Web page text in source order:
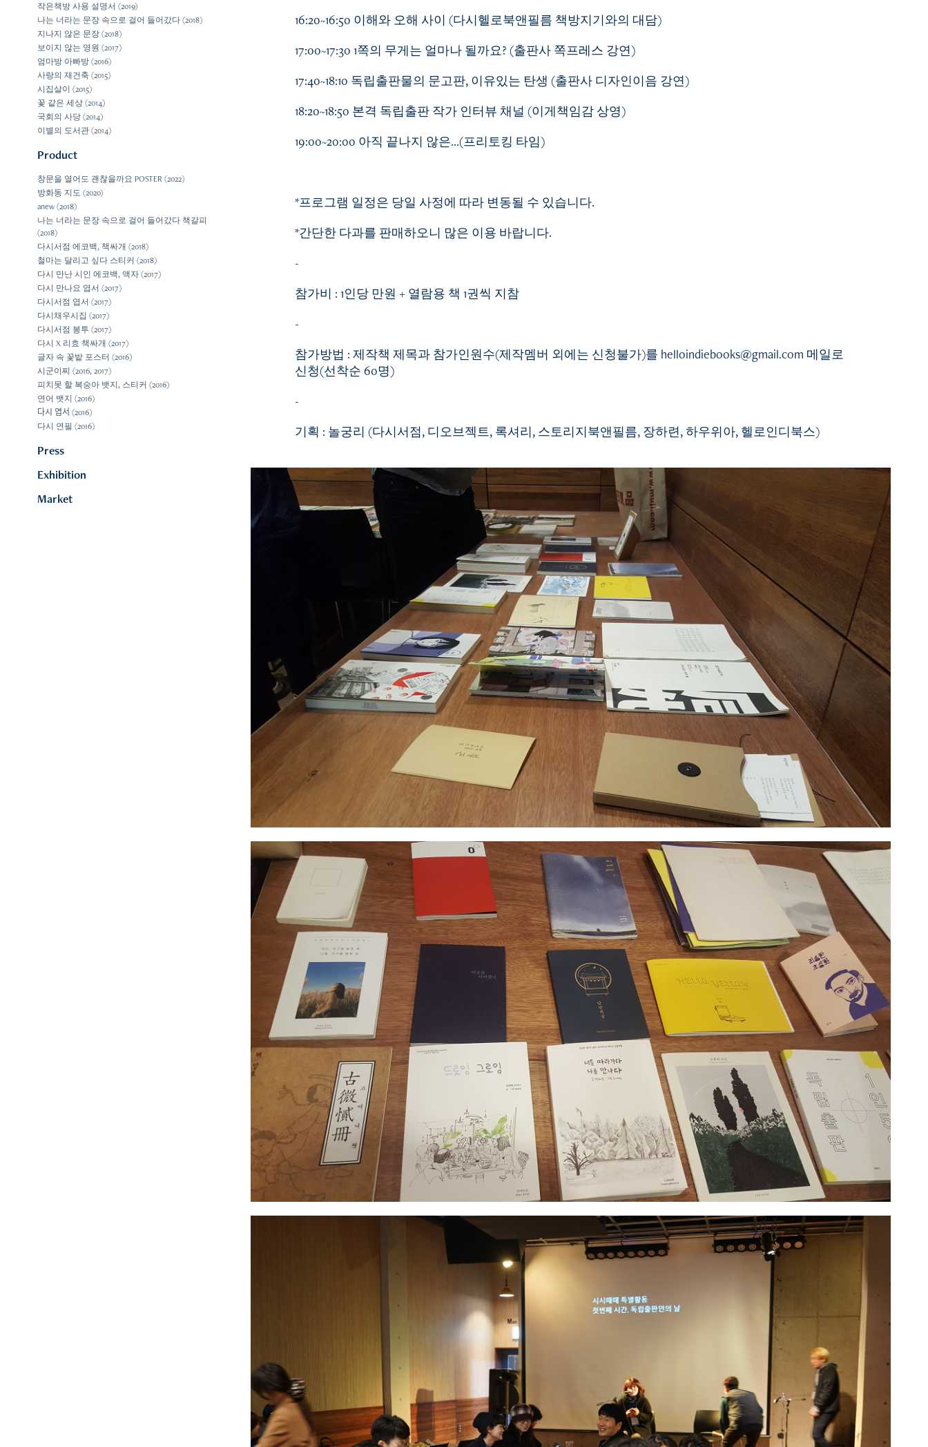
작은책방 사용 설명서 (2019)
나는 너라는 문장 속으로 걸어 들어갔다 (2018)
지나지 않은 문장 (2018)
보이지 않는 영원 (2017)
엄마방 아빠방 (2016)
사랑의 재건축 (2015)
시집살이 (2015)
꽃 같은 세상 (2014)
국회의 사당 (2014)
이별의 도서관 (2014)
Product
창문을 열어도 괜찮을까요 POSTER (2022)
방화동 지도 (2020)
anew (2018)
나는 너라는 문장 속으로 걸어 들어갔다 책갈피
(2018)
다시서점 에코백, 책싸개 (2018)
철마는 달리고 싶다 스티커 (2018)
다시 만난 시인 에코백, 액자 (2017)
다시 만나요 엽서 (2017)
다시서점 엽서 (2017)
다시채우시집 (2017)
다시서점 봉투 (2017)
다시 X 리효 책싸개 (2017)
글자 속 꽃밭 포스터 (2016)
시군이찌 (2016, 2017)
피치못 할 복숭아 뱃지, 스티커 (2016)
연어 뱃지 (2016)
다시 엽서 (2016)
다시 연필 (2016)
Press
Exhibition
Market
16:20~16:50 이해와 오해 사이 (다시헬로북앤필름 책방지기와의 대담)
17:00~17:30 1쪽의 무게는 얼마나 될까요? (출판사 쪽프레스 강연)
17:40~18:10 독립출판물의 문고판, 이유있는 탄생 (출판사 디자인이음 강연)
18:20~18:50 본격 독립출판 작가 인터뷰 채널 (이게책임감 상영)
19:00~20:00 아직 끝나지 않은…(프리토킹 타임)
*프로그램 일정은 당일 사정에 따라 변동될 수 있습니다.
*간단한 다과를 판매하오니 많은 이용 바랍니다.
-
참가비 : 1인당 만원 + 열람용 책 1권씩 지참
-
참가방법 : 제작책 제목과 참가인원수(제작멤버 외에는 신청불가)를 helloindiebooks@gmail.com 메일로
신청(선착순 60명)
-
기획 : 놀궁리 (다시서점, 디오브젝트, 록셔리, 스토리지북앤필름, 장하련, 하우위아, 헬로인디북스)